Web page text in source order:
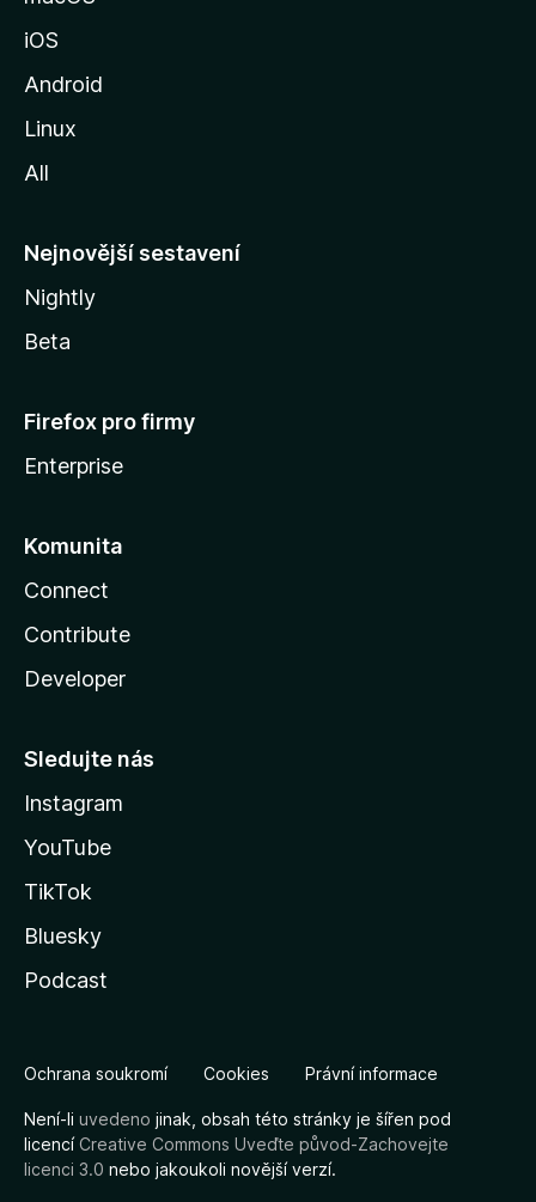
M
o
l
y
iOS
Android
Linux
All
Nejnovější sestavení
Nightly
Beta
Firefox pro firmy
Enterprise
Komunita
Connect
Contribute
Developer
Sledujte nás
Instagram
YouTube
TikTok
Bluesky
Podcast
Ochrana soukromí Cookies Právní informace
Není-li uvedeno jinak, obsah této stránky je šířen pod
licencíCreative Commons Uveďte původ-Zachovejte
licenci 3.0 nebo jakoukoli novější verzí.